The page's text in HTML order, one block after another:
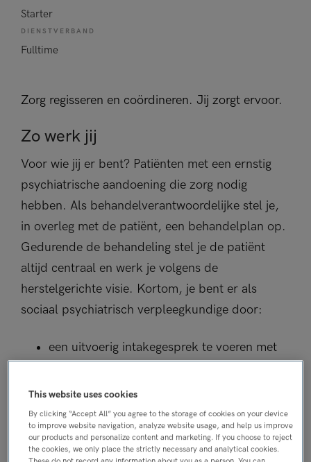
Starter
DIENSTVERBAND
Fulltime
Zorg regisseren en coördineren. Jij zorgt ervoor.
Zo werk jij
Voor wie jij er bent? Patiënten met een ernstig
psychiatrische aandoening die zorg nodig
hebben. Als behandelverantwoordelijke stel je,
in overleg met de patiënt, een behandelplan op.
Gedurende de behandeling stel je de patiënt
altijd centraal en werk je volgens de
herstelgerichte visie. Kortom, je bent er als
sociaal psychiatrisch verpleegkundige door:
een uitvoerig intakegesprek te voeren met
onderzoeksplan op te stellen.
This website uses cookies
By clicking “Accept All” you agree to the storage of cookies on your device
to improve website navigation, analyze website usage, and help us improve
our products and personalize content and marketing. If you choose to reject
the cookies, we only place the strictly necessary and analytical cookies.